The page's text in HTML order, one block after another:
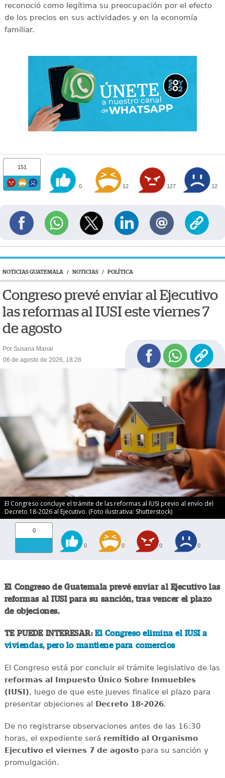
reconoció como legítima su preocupación por el efecto
de los precios en sus actividades y en la economía
familiar.
151
0 12 127 12
NOTICIAS GUATEMALA / NOTICIAS / POLÍTICA
Congreso prevé enviar al Ejecutivo
las reformas al IUSI este viernes 7
de agosto
Por Susana Manai
06 de agosto de 2026, 18:28
El Congreso concluye el trámite de las reformas al IUSI previo al envío del
Decreto 18-2026 al Ejecutivo. (Foto ilustrativa: Shutterstock)
0
0 0 0 0
El Congreso de Guatemala prevé enviar al Ejecutivo las
reformas al IUSI para su sanción, tras vencer el plazo
de objeciones.
TE PUEDE INTERESAR:El Congreso elimina el IUSI a
viviendas, pero lo mantiene para comercios
El Congreso está por concluir el trámite legislativo de las
reformas al Impuesto Único Sobre Inmuebles
(IUSI), luego de que este jueves finalice el plazo para
presentar objeciones al Decreto 18-2026.
De no registrarse observaciones antes de las 16:30
horas, el expediente será remitido al Organismo
Ejecutivo el viernes 7 de agostopara su sanción y
promulgación.